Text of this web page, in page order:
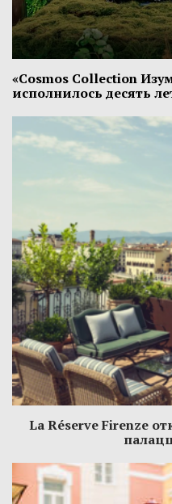
«Cosmos Collection
исполнилось десять
La Réserve Firenze